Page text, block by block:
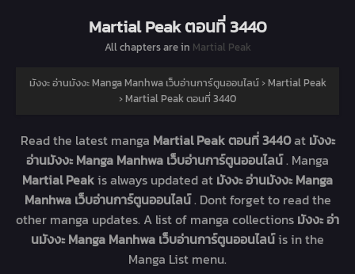
Martial Peak ตอนที่ 3440
All chapters are in Martial Peak
มังงะ อ่านมังงะ Manga Manhwa เว็บอ่านการ์ตูนออนไลน์› Martial Peak
› Martial Peak ตอนที่ 3440
Read the latest manga Martial Peak ตอนที่ 3440at มังงะ
อ่านมังงะ Manga Manhwa เว็บอ่านการ์ตูนออนไลน์. Manga
Martial Peakis always updated at มังงะ อ่านมังงะ Manga
Manhwa เว็บอ่านการ์ตูนออนไลน์. Dont forget to read the
other manga updates. A list of manga collections มังงะ อ่า
นมังงะ Manga Manhwa เว็บอ่านการ์ตูนออนไลน์is in the
Manga List menu.